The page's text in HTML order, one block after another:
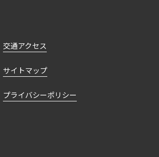
交通アクセス
サイトマップ
プライバシーポリシー